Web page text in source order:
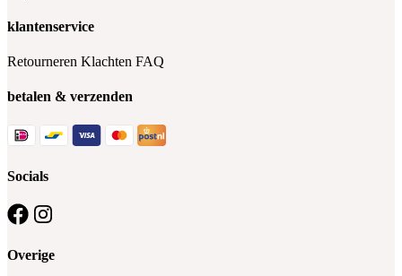
klantenservice
Retourneren Klachten FAQ
betalen & verzenden
Socials
Overige